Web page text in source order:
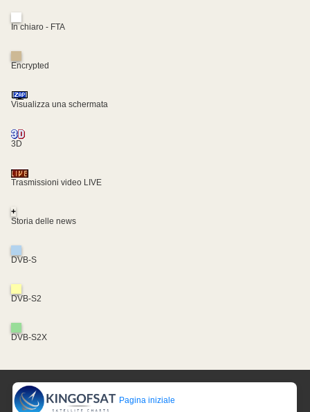
In chiaro - FTA
Encrypted
Visualizza una schermata
3D
Trasmissioni video LIVE
+
Storia delle news
DVB-S
DVB-S2
DVB-S2X
Pagina iniziale